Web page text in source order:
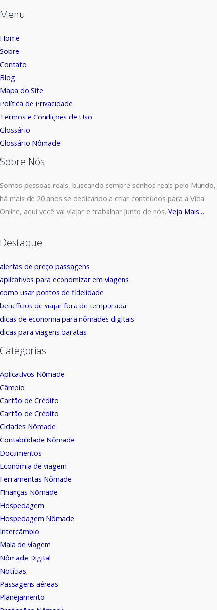
Menu
Home
Sobre
Contato
Blog
Mapa do Site
Política de Privacidade
Termos e Condições de Uso
Glossário
Glossário Nômade
Sobre Nós
Somos pessoas reais, buscando sempre sonhos reais pelo Mundo,
há mais de 20 anos se dedicando a criar conteúdos para a Vida
Online, aqui você vai viajar e trabalhar junto de nós. Veja Mais…
Destaque
alertas de preço passagens
aplicativos para economizar em viagens
como usar pontos de fidelidade
benefícios de viajar fora de temporada
dicas de economia para nômades digitais
dicas para viagens baratas
Categorias
Aplicativos Nômade
Câmbio
Cartão de Crédito
Cartão de Crédito
Cidades Nômade
Contabilidade Nômade
Documentos
Economia de viagem
Ferramentas Nômade
Finanças Nômade
Hospedagem
Hospedagem Nômade
Intercâmbio
Mala de viagem
Nômade Digital
Notícias
Passagens aéreas
Planejamento